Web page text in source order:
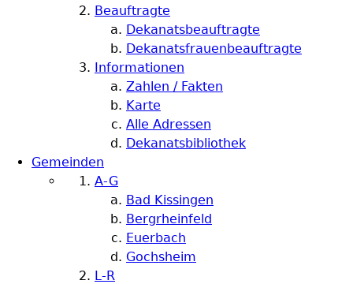
Beauftragte
Dekanatsbeauftragte
Dekanatsfrauenbeauftragte
Informationen
Zahlen / Fakten
Karte
Alle Adressen
Dekanatsbibliothek
Gemeinden
A-G
Bad Kissingen
Bergrheinfeld
Euerbach
Gochsheim
L-R